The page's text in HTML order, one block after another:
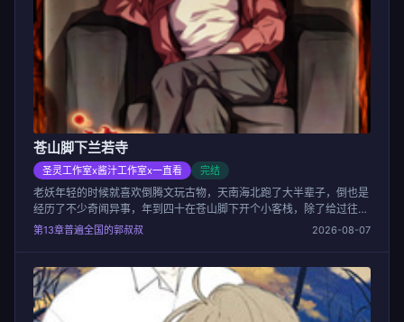
苍山脚下兰若寺
圣灵工作室x酱汁工作室x一直看 完结
老妖年轻的时候就喜欢倒腾文玩古物，天南海北跑了大半辈子，倒也是
经历了不少奇闻异事，年到四十在苍山脚下开个小客栈，除了给过往旅
客歇歇脚，还“买故事”。
第13章普遍全国的郭叔叔 2026-08-07